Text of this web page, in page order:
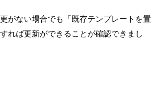
がない場合でも「既存テンプレートを置
れば更新ができることが確認できまし